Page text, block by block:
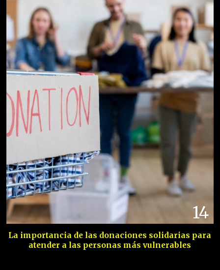
14
La importancia de las donaciones solidarias para
atender a las personas más vulnerables